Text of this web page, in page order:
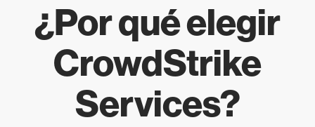
¿Por qué elegir
CrowdStrike
Services?